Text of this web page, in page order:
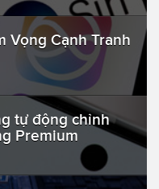
Vọng Cạnh Tranh
tự động chỉnh
Premium